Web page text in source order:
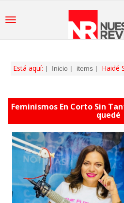
Está aquí: Inicio items Haidé
Feminismos En Corto Sin
quedé